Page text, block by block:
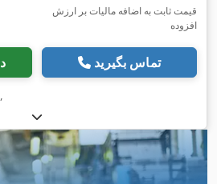
قیمت ثابت به اضافه مالیات بر ارزش
افزوده
تماس بگیرید
,